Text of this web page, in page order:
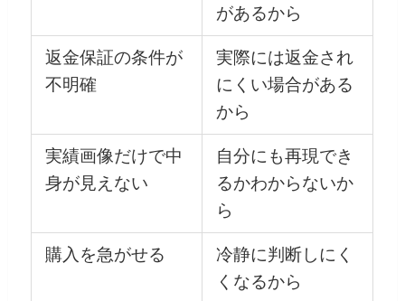
があるから
返金保証の条件が
不明確
実際には返金され
にくい場合がある
から
実績画像だけで中
身が見えない
自分にも再現でき
るかわからないか
ら
購入を急がせる
冷静に判断しにく
くなるから